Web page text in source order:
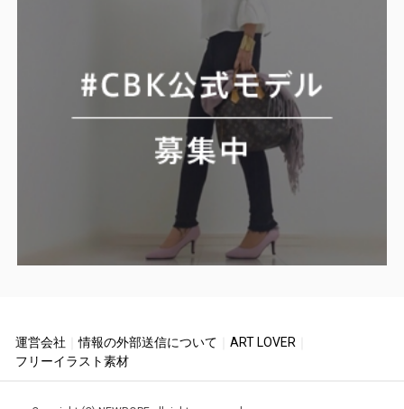
運営会社 ｜情報の外部送信について ART LOVER｜
フリーイラスト素材